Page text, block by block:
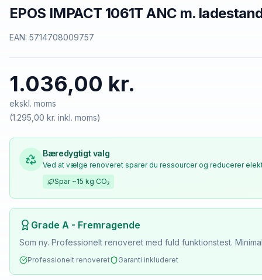
EPOS IMPACT 1061T ANC m.
EAN: 5714708009757
1.036,00 kr.
ekskl. moms
(1.295,00 kr. inkl. moms)
Bæredygtigt valg
Ved at vælge renoveret sparer du ressourcer og reducerer
Spar ~15 kg CO₂
Grade A - Fremragende
Som ny. Professionelt renoveret med fuld funktionstest.
Professionelt renoveret Garanti inkluderet